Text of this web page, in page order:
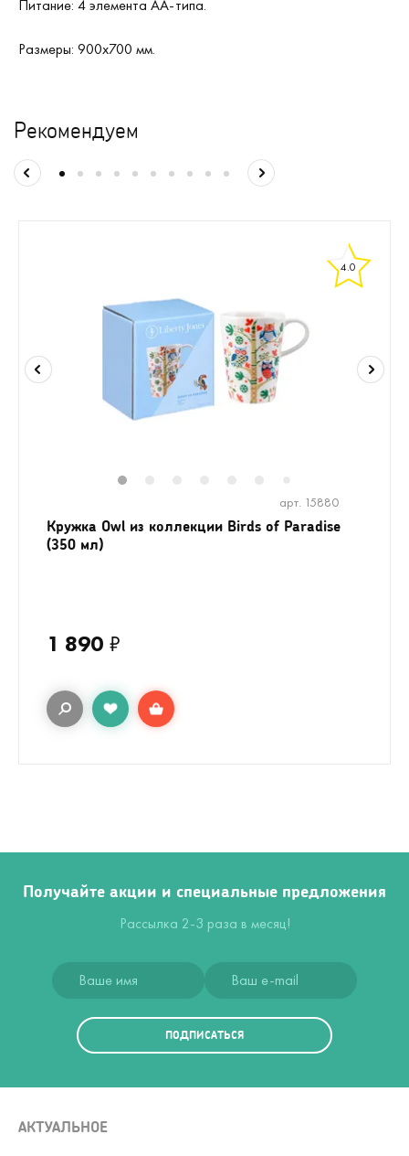
Питание: 4 элемента АА-типа.
Размеры: 900х700 мм.
Рекомендуем
4.0
арт. 15880
Кружка Owl из коллекции Birds of Paradise
(350 мл)
1 890 ₽
Получайте акции и специальные предложения
Рассылка 2-3 раза в месяц!
ПОДПИСАТЬСЯ
АКТУАЛЬНОЕ